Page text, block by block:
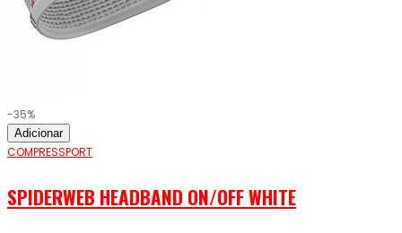
-35%
Adicionar
COMPRESSPORT
SPIDERWEB HEADBAND ON/OFF WHITE